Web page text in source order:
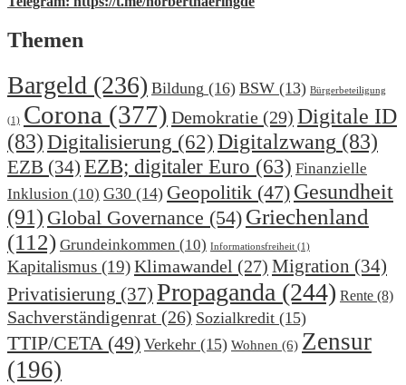
Themen
Bargeld (236) Bildung (16) BSW (13) Bürgerbeteiligung
(1) Corona (377) Demokratie (29) Digitale ID
(83) Digitalisierung (62) Digitalzwang (83)
EZB (34) EZB; digitaler Euro (63) Finanzielle
Inklusion (10) G30 (14) Geopolitik (47) Gesundheit
(91) Global Governance (54) Griechenland
(112) Grundeinkommen (10) Informationsfreiheit (1)
Kapitalismus (19)Klimawandel (27) Migration (34)
Privatisierung (37) Propaganda (244) Rente (8)
Sachverständigenrat (26) Sozialkredit (15)
TTIP/CETA(49) Verkehr (15) Wohnen (6) Zensur
(196)